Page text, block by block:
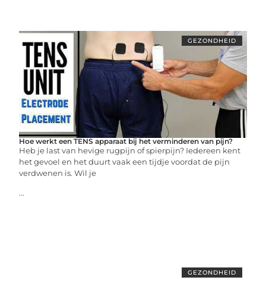
GEZONDHEID
Hoe werkt een TENS apparaat bij het verminderen van pijn?
Heb je last van hevige rugpijn of spierpijn? Iedereen kent
het gevoel en het duurt vaak een tijdje voordat de pijn
verdwenen is. Wil je
...
GEZONDHEID